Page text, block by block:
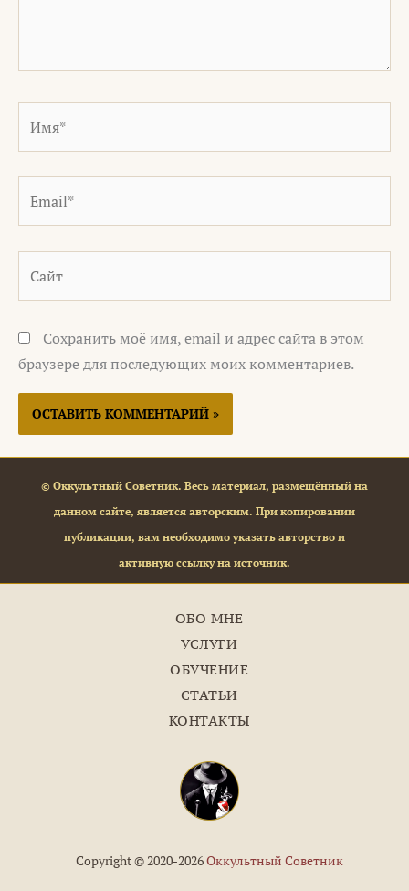
Сохранить моё имя, email и адрес сайта в этом
браузере для последующих моих комментариев.
© Оккультный Советник. Весь материал, размещённый на
данном сайте, является авторским. При копировании
публикации, вам необходимо указать авторство и
активную ссылку на источник.
ОБО МНЕ
УСЛУГИ
ОБУЧЕНИЕ
СТАТЬИ
КОНТАКТЫ
Copyright © 2020-2026Оккультный Советник